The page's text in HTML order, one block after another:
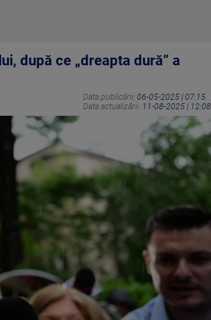
după ce „dreapta dură” a
Data publicării: 06-05-2025 | 07:15
Data actualizării: 11-08-2025 | 12:08